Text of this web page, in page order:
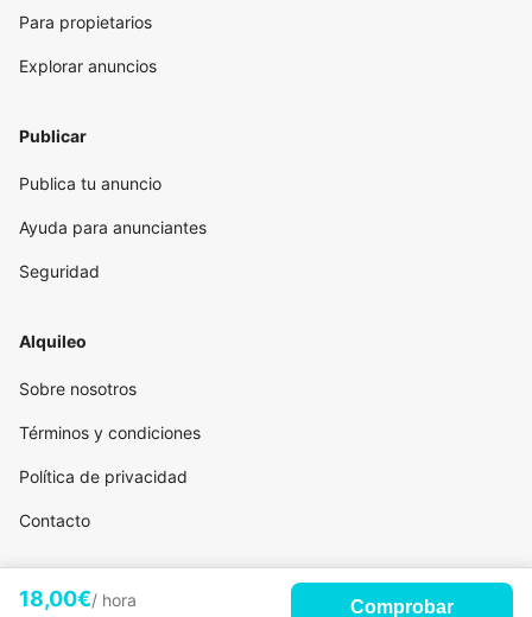
18,00€/ hora Comprobar
Para propietarios
Explorar anuncios
Publicar
Publica tu anuncio
Ayuda para anunciantes
Seguridad
Alquileo
Sobre nosotros
Términos y condiciones
Política de privacidad
Contacto